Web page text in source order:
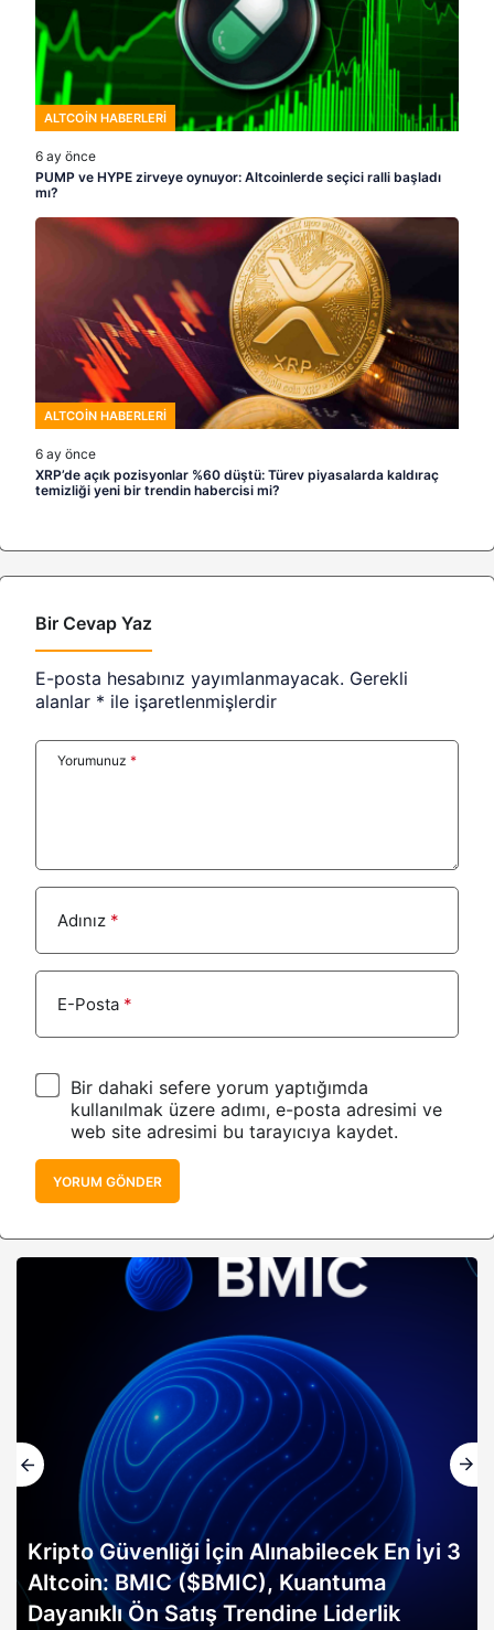
ALTCOIN HABERLERI
6 ay önce
PUMP ve HYPE zirveye oynuyor: Altcoinlerde seçici ralli başladı
mı?
ALTCOIN HABERLERI
6 ay önce
XRP’de açık pozisyonlar %60 düştü: Türev piyasalarda kaldıraç
temizliği yeni bir trendin habercisi mi?
Bir Cevap Yaz
E-posta hesabınız yayımlanmayacak. Gerekli
alanlar * ile işaretlenmişlerdir
Yorumunuz *
Adınız *
E-Posta *
Bir dahaki sefere yorum yaptığımda
kullanılmak üzere adımı, e-posta adresimi ve
web site adresimi bu tarayıcıya kaydet.
YORUM GÖNDER
Kripto Güvenliği İçin Alınabilecek En İyi 3
Altcoin: BMIC ($BMIC), Kuantuma
Dayanıklı Ön Satış Trendine Liderlik